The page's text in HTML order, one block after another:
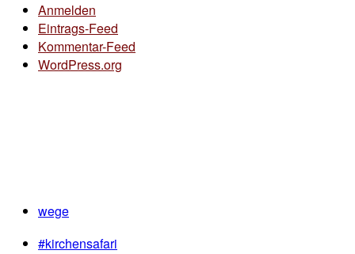
Anmelden
Eintrags-Feed
Kommentar-Feed
WordPress.org
wege
#kirchensafari